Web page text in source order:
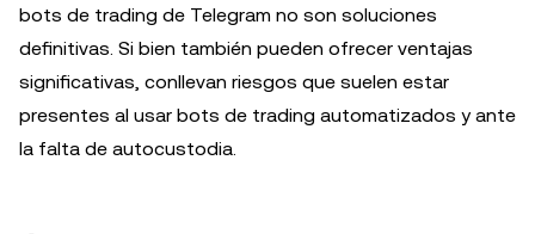
bots de trading de Telegram no son soluciones
definitivas. Si bien también pueden ofrecer ventajas
significativas, conllevan riesgos que suelen estar
presentes al usar bots de trading automatizados y ante
la falta de autocustodia.